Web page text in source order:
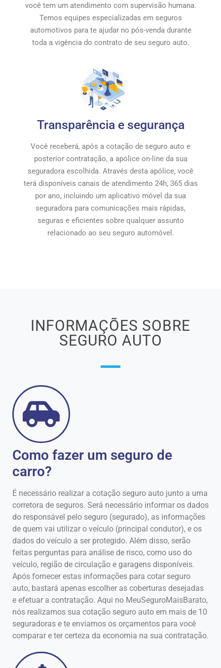
você tem um atendimento com supervisão humana.
Temos equipes especializadas em seguros
automotivos para te ajudar no pós-venda durante
toda a vigência do contrato de seu seguro auto.
Transparência e segurança
Você receberá, após a cotação de seguro auto e
posterior contratação, a apólice on-line da sua
seguradora escolhida. Através desta apólice, você
terá disponíveis canais de atendimento 24h, 365 dias
por ano, incluindo um aplicativo móvel da sua
seguradora para comunicações mais rápidas,
seguras e eficientes sobre qualquer assunto
relacionado ao seu seguro automóvel.
INFORMAÇÕES SOBRE
SEGURO AUTO
Como fazer um seguro de
carro?
É necessário realizar a cotação seguro auto junto a uma
corretora de seguros. Será necessário informar os dados
do responsável pelo seguro (segurado), as informações
de quem vai utilizar o veículo (principal condutor), e os
dados do veículo a ser protegido. Além disso, serão
feitas perguntas para análise de risco, como uso do
veículo, região de circulação e garagens disponíveis.
Após fornecer estas informações para cotar seguro
auto, bastará apenas escolher as coberturas desejadas
e efetuar a contratação. Aqui no MeuSeguroMaisBarato,
nós realizamos sua cotação seguro auto em mais de 10
seguradoras e te enviamos os orçamentos para você
comparar e ter certeza da economia na sua contratação.